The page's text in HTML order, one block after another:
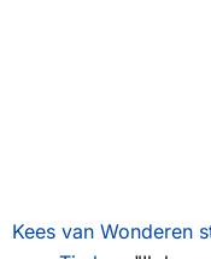
Kees van Wonderen